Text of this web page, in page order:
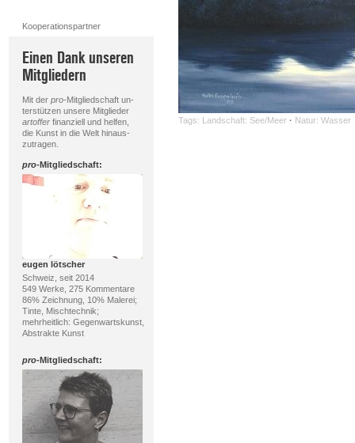
Kooperationspartner
Einen Dank unseren
Mitgliedern
Mit der pro-Mitgliedschaft un-
terstützen unsere Mitglieder
artofferfinanziell und helfen,
die Kunst in die Welt hinaus-
zutragen.
pro-Mitgliedschaft:
eugen lötscher
Schweiz, seit 2014
549 Werke, 275 Kommentare
86% Zeichnung, 10% Malerei;
Tinte, Mischtechnik;
mehrheitlich: Gegenwartskunst,
Abstrakte Kunst
pro-Mitgliedschaft:
Tags: Landschaft: See/Meer · Natur: Wasser